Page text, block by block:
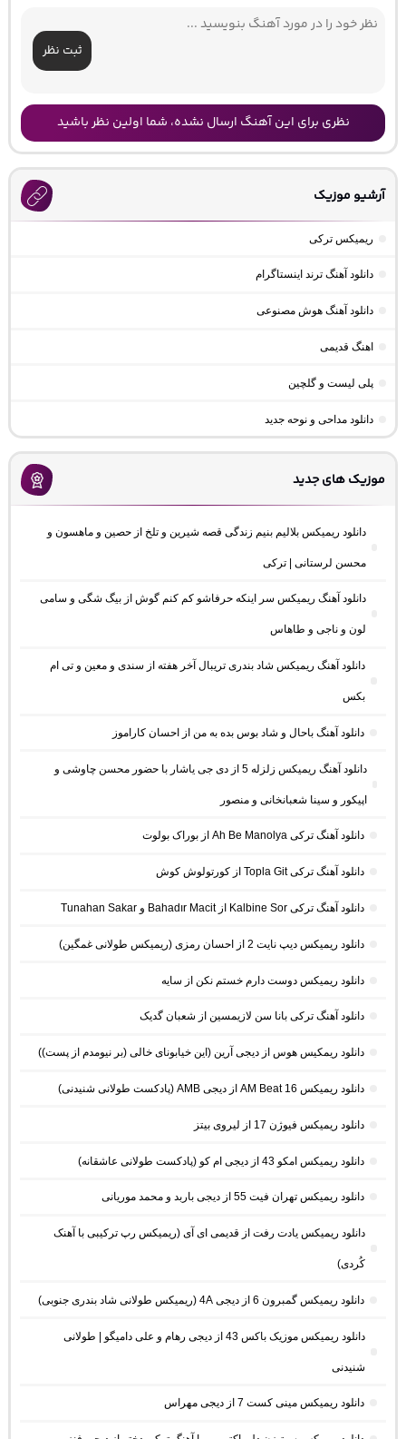
ثبت نظر
نظری برای این آهنگ ارسال نشده، شما اولین نظر باشید
آرشیو موزیک
ریمیکس ترکی
دانلود آهنگ ترند اینستاگرام
دانلود آهنگ هوش مصنوعی
اهنگ قدیمی
پلی لیست و گلچین
دانلود مداحی و نوحه جدید
موزیک های جدید
دانلود ریمیکس بلالیم بنیم زندگی قصه شیرین و تلخ از حصین و ماهسون و
محسن لرستانی | ترکی
دانلود آهنگ ریمیکس سر اینکه حرفاشو کم کنم گوش از بیگ شگی و سامی
لون و ناجی و طاهاس
دانلود آهنگ ریمیکس شاد بندری تریبال آخر هفته از سندی و معین و تی ام
بکس
دانلود آهنگ باحال و شاد بوس بده به من از احسان کاراموز
دانلود آهنگ ریمیکس زلزله 5 از دی جی یاشار با حضور محسن چاوشی و
اپیکور و سینا شعبانخانی و منصور
دانلود آهنگ ترکی Ah Be Manolya از بوراک بولوت
دانلود آهنگ ترکی Topla Git از کورتولوش کوش
دانلود آهنگ ترکی Kalbine Sor از Bahadır Macit و Tunahan Sakar
دانلود ریمیکس دیپ نایت 2 از احسان رمزی (ریمیکس طولانی غمگین)
دانلود ریمیکس دوست دارم خستم نکن از سایه
دانلود آهنگ ترکی بانا سن لازیمسین از شعبان گدیک
دانلود ریمکیس هوس از دیجی آرین (این خیابونای خالی (بر نیومدم از پست))
دانلود ریمیکس AM Beat 16 از دیجی AMB (پادکست طولانی شنیدنی)
دانلود ریمیکس فیوژن 17 از لیروی بیتز
دانلود ریمیکس امکو 43 از دیجی ام کو (پادکست طولانی عاشقانه)
دانلود ریمیکس تهران فیت 55 از دیجی باربد و محمد موریانی
دانلود ریمیکس یادت رفت از قدیمی ای آی (ریمیکس رپ ترکیبی با آهنک
کُردی)
دانلود ریمیکس گمبرون 6 از دیجی 4A (ریمیکس طولانی شاد بندری جنوبی)
دانلود ریمیکس موزیک باکس 43 از دیجی رهام و علی دامیگو | طولانی
شنیدنی
دانلود ریمیکس مینی کست 7 از دیجی مهراس